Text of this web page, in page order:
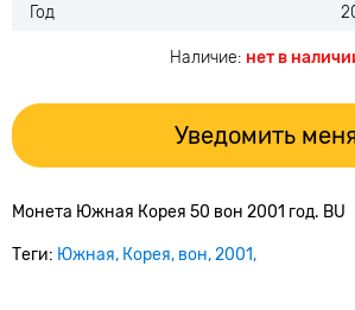
Год
Наличие: нет в
Уведомить
Монета Южная Корея 50 вон 2001 год. BU
Теги: Южная Корея вон 2001